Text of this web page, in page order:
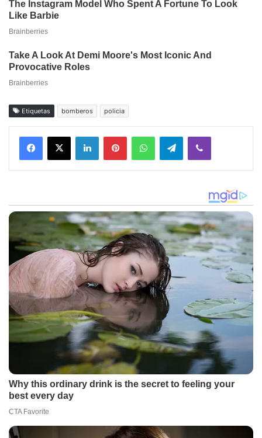
Etiquetas bomberos policia
Facebook
X LinkedInPinterestWhatsAppTelegramViber